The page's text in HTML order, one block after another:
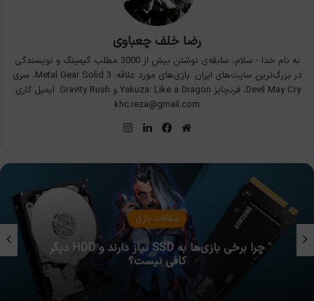
رضا خلف چعباوی
به نام خدا - سلام، سابقه‌ی نوشتن بیش از 3000 مطلب گیمینگ و نویسندگی
در بزرگ‌ترین سایت‌های ایران. بازی‌های مورد علاقه: Metal Gear Solid 3، سری
Devil May Cry، فرنچایز Yakuza: Like a Dragon و Gravity Rush. ایمیل کاری:
khc.reza@gmail.com
وبسایت
فیس
لینکدین
مقالات بازی
چرا برخی بازی‌ها به SSD نیاز دارند و HDD دیگر
کافی نیست؟